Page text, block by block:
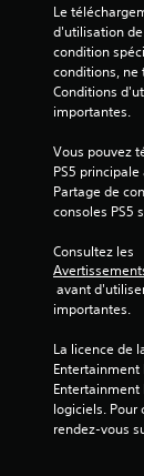
Le
d'utilisation
condition
conditions, ne
Conditions
importantes.
Vous pouvez
PS5
Partage de
consoles PS5
Consultez les
importantes.
La licence de
Entertainment
Entertainment
logiciels. Pour
rendez-vous